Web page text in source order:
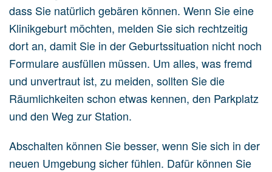
dass Sie natürlich gebären können. Wenn Sie eine
Klinikgeburt möchten, melden Sie sich rechtzeitig
dort an, damit Sie in der Geburtssituation nicht noch
Formulare ausfüllen müssen. Um alles, was fremd
und unvertraut ist, zu meiden, sollten Sie die
Räumlichkeiten schon etwas kennen, den Parkplatz
und den Weg zur Station.
Abschalten können Sie besser, wenn Sie sich in der
neuen Umgebung sicher fühlen. Dafür können Sie